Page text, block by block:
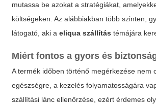
mutassa be azokat a stratégiákat,
költségeken. Az alábbiakban több szinten,
látogató, aki aeliqua szállítás témájára
Miért fontos a gyors és
A termék időben történő megérkezése
egészségre, a kezelés folyamatosságára
szállítási lánc ellenőrzése, ezért érdemes